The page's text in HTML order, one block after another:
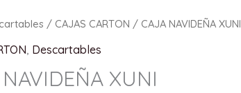
/ CAJAS CARTON / CAJA NAVIDEÑA XUNI
, Descartables
XUNI